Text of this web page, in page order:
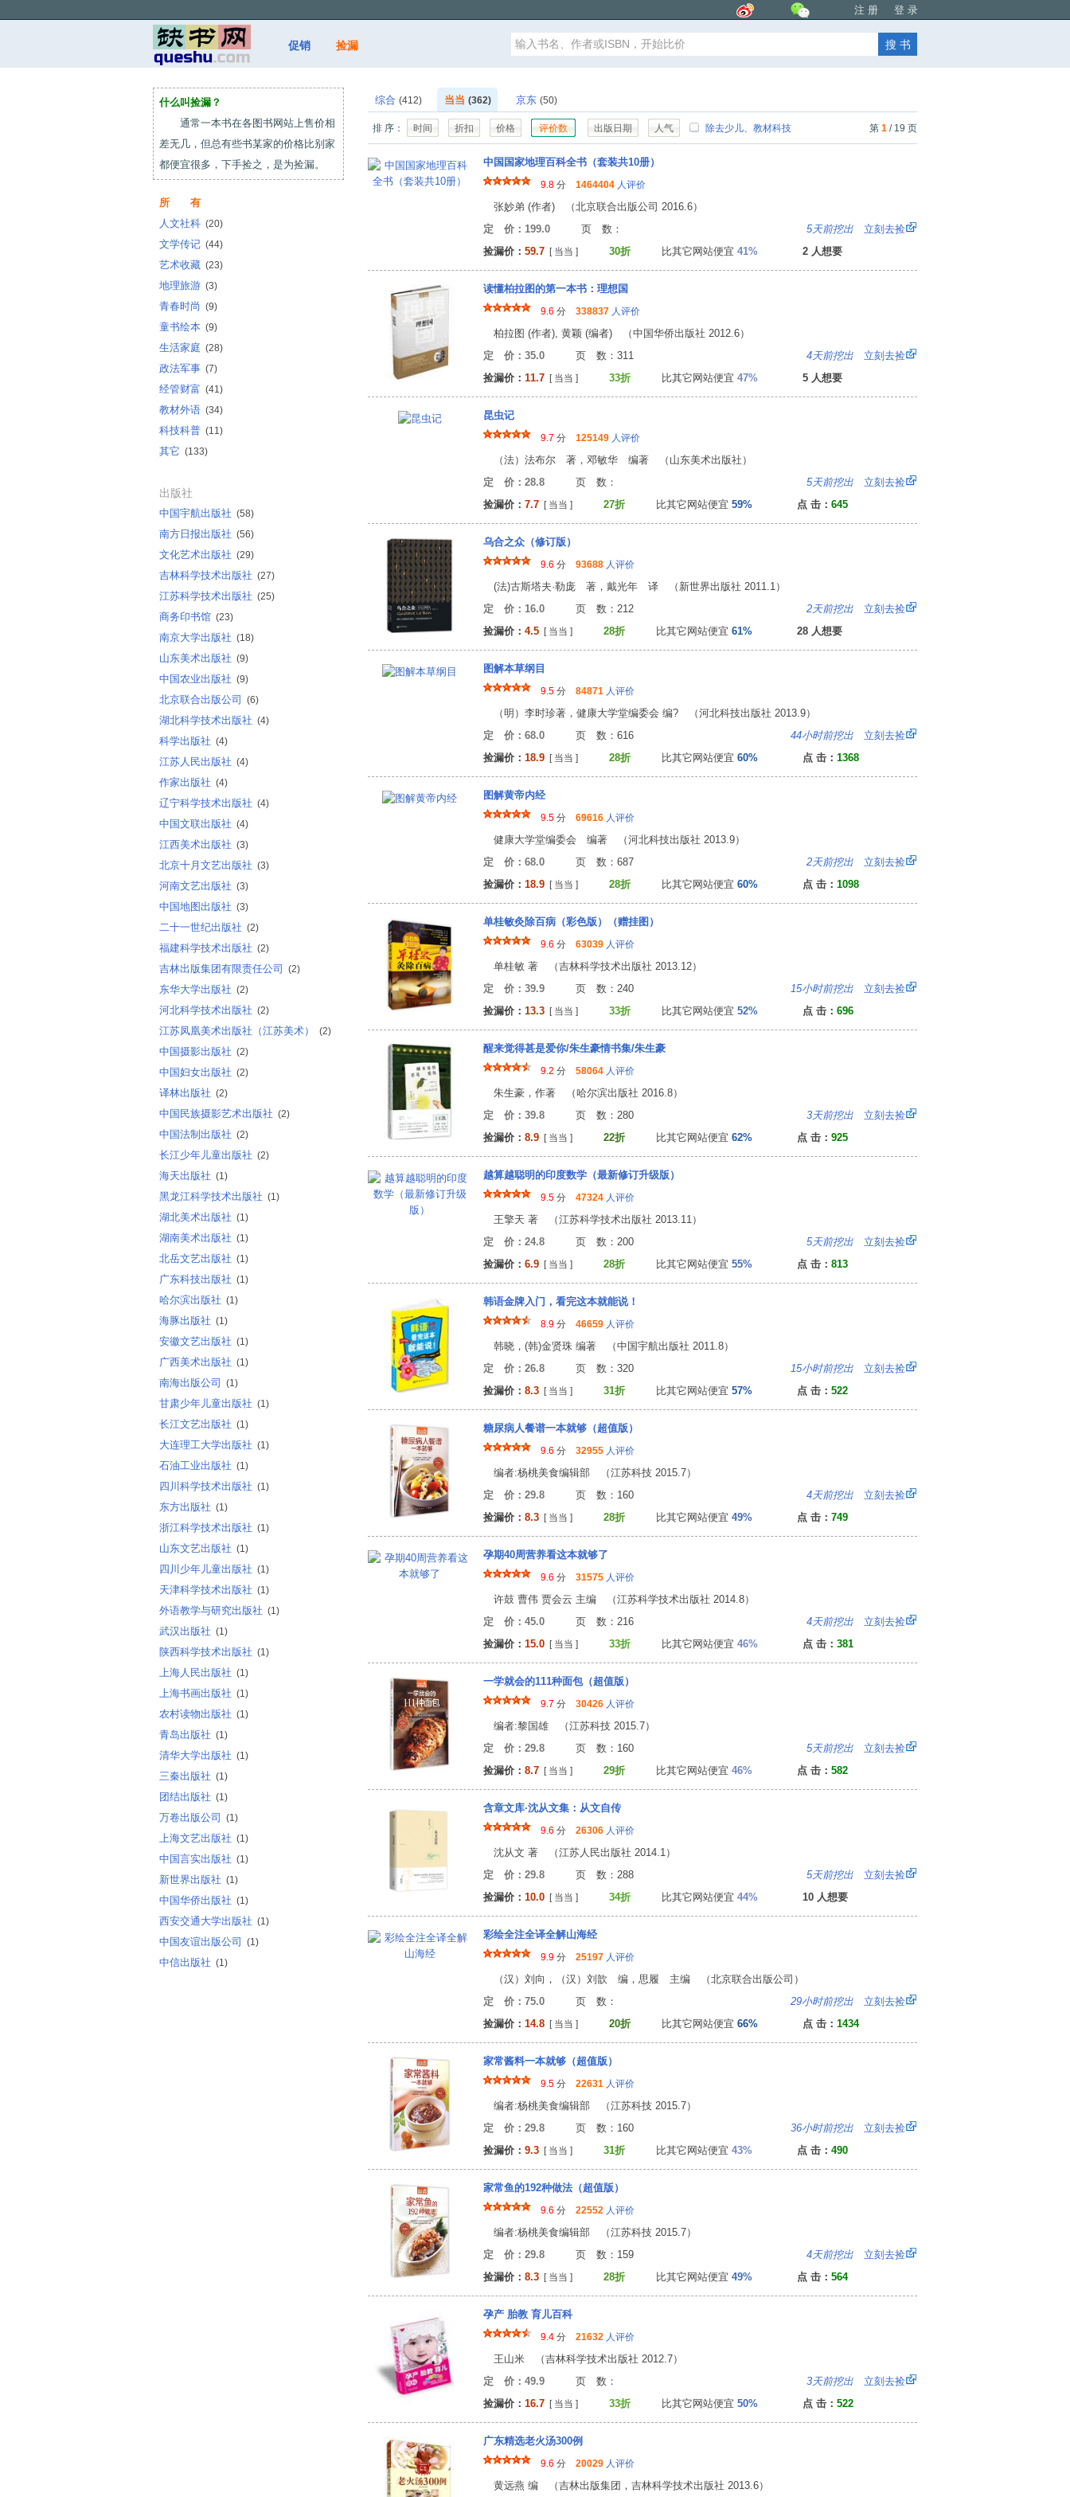
注 册 登 录
促销 捡漏
什么叫捡漏？
通常一本书在各图书网站上售价相
差无几，但总有些书某家的价格比别家
都便宜很多，下手捡之，是为捡漏。
所 有
人文社科 (20)
文学传记 (44)
艺术收藏 (23)
地理旅游 (3)
青春时尚 (9)
童书绘本 (9)
生活家庭 (28)
政法军事 (7)
经管财富 (41)
教材外语 (34)
科技科普 (11)
其它 (133)
出版社
中国宇航出版社 (58)
南方日报出版社 (56)
文化艺术出版社 (29)
吉林科学技术出版社 (27)
江苏科学技术出版社 (25)
商务印书馆 (23)
南京大学出版社 (18)
山东美术出版社 (9)
中国农业出版社 (9)
北京联合出版公司 (6)
湖北科学技术出版社 (4)
科学出版社 (4)
江苏人民出版社 (4)
作家出版社 (4)
辽宁科学技术出版社 (4)
中国文联出版社 (4)
江西美术出版社 (3)
北京十月文艺出版社 (3)
河南文艺出版社 (3)
中国地图出版社 (3)
二十一世纪出版社 (2)
福建科学技术出版社 (2)
吉林出版集团有限责任公司 (2)
东华大学出版社 (2)
河北科学技术出版社 (2)
江苏凤凰美术出版社（江苏美术） (2)
中国摄影出版社 (2)
中国妇女出版社 (2)
译林出版社 (2)
中国民族摄影艺术出版社 (2)
中国法制出版社 (2)
长江少年儿童出版社 (2)
海天出版社 (1)
黑龙江科学技术出版社 (1)
湖北美术出版社 (1)
湖南美术出版社 (1)
北岳文艺出版社 (1)
广东科技出版社 (1)
哈尔滨出版社 (1)
海豚出版社 (1)
安徽文艺出版社 (1)
广西美术出版社 (1)
南海出版公司 (1)
甘肃少年儿童出版社 (1)
长江文艺出版社 (1)
大连理工大学出版社 (1)
石油工业出版社 (1)
四川科学技术出版社 (1)
东方出版社 (1)
浙江科学技术出版社 (1)
山东文艺出版社 (1)
四川少年儿童出版社 (1)
天津科学技术出版社 (1)
外语教学与研究出版社 (1)
武汉出版社 (1)
陕西科学技术出版社 (1)
上海人民出版社 (1)
上海书画出版社 (1)
农村读物出版社 (1)
青岛出版社 (1)
清华大学出版社 (1)
三秦出版社 (1)
团结出版社 (1)
万卷出版公司 (1)
上海文艺出版社 (1)
中国言实出版社 (1)
新世界出版社 (1)
中国华侨出版社 (1)
西安交通大学出版社 (1)
中国友谊出版公司 (1)
中信出版社 (1)
综合 (412) 当当 (362) 京东 (50)
排 序： 时间 折扣 价格 评价数 出版日期 人气 除去少儿、教材科技 第 1 / 19 页
中国国家地理百科全书（套装共10册）
9.8 分 1464404 人评价
张妙弟 (作者) （北京联合出版公司 2016.6）
定 价：199.0 页 数： 5天前挖出 立刻去捡
捡漏价： 59.7 [ 当当 ] 30折 比其它网站便宜 41% 2 人想要
读懂柏拉图的第一本书：理想国
9.6 分 338837 人评价
柏拉图 (作者), 黄颖 (编者) （中国华侨出版社 2012.6）
定 价：35.0 页 数：311 4天前挖出 立刻去捡
捡漏价： 11.7 [ 当当 ] 33折 比其它网站便宜 47% 5 人想要
昆虫记
9.7 分 125149 人评价
（法）法布尔 著，邓敏华 编著 （山东美术出版社）
定 价：28.8 页 数： 5天前挖出 立刻去捡
捡漏价： 7.7 [ 当当 ] 27折 比其它网站便宜 59% 点 击： 645
乌合之众（修订版）
9.6 分 93688 人评价
(法)古斯塔夫·勒庞 著，戴光年 译 （新世界出版社 2011.1）
定 价：16.0 页 数：212 2天前挖出 立刻去捡
捡漏价： 4.5 [ 当当 ] 28折 比其它网站便宜 61% 28 人想要
图解本草纲目
9.5 分 84871 人评价
（明）李时珍著，健康大学堂编委会 编? （河北科技出版社 2013.9）
定 价：68.0 页 数：616 44小时前挖出 立刻去捡
捡漏价： 18.9 [ 当当 ] 28折 比其它网站便宜 60% 点 击： 1368
图解黄帝内经
9.5 分 69616 人评价
健康大学堂编委会 编著 （河北科技出版社 2013.9）
定 价：68.0 页 数：687 2天前挖出 立刻去捡
捡漏价： 18.9 [ 当当 ] 28折 比其它网站便宜 60% 点 击： 1098
单桂敏灸除百病（彩色版）（赠挂图）
9.6 分 63039 人评价
单桂敏 著 （吉林科学技术出版社 2013.12）
定 价：39.9 页 数：240 15小时前挖出 立刻去捡
捡漏价： 13.3 [ 当当 ] 33折 比其它网站便宜 52% 点 击： 696
醒来觉得甚是爱你/朱生豪情书集/朱生豪
9.2 分 58064 人评价
朱生豪，作著 （哈尔滨出版社 2016.8）
定 价：39.8 页 数：280 3天前挖出 立刻去捡
捡漏价： 8.9 [ 当当 ] 22折 比其它网站便宜 62% 点 击： 925
越算越聪明的印度数学（最新修订升级版）
9.5 分 47324 人评价
王擎天 著 （江苏科学技术出版社 2013.11）
定 价：24.8 页 数：200 5天前挖出 立刻去捡
捡漏价： 6.9 [ 当当 ] 28折 比其它网站便宜 55% 点 击： 813
韩语金牌入门，看完这本就能说！
8.9 分 46659 人评价
韩晓，(韩)金贤珠 编著 （中国宇航出版社 2011.8）
定 价：26.8 页 数：320 15小时前挖出 立刻去捡
捡漏价： 8.3 [ 当当 ] 31折 比其它网站便宜 57% 点 击： 522
糖尿病人餐谱一本就够（超值版）
9.6 分 32955 人评价
编者:杨桃美食编辑部 （江苏科技 2015.7）
定 价：29.8 页 数：160 4天前挖出 立刻去捡
捡漏价： 8.3 [ 当当 ] 28折 比其它网站便宜 49% 点 击： 749
孕期40周营养看这本就够了
9.6 分 31575 人评价
许鼓 曹伟 贾会云 主编 （江苏科学技术出版社 2014.8）
定 价：45.0 页 数：216 4天前挖出 立刻去捡
捡漏价： 15.0 [ 当当 ] 33折 比其它网站便宜 46% 点 击： 381
一学就会的111种面包（超值版）
9.7 分 30426 人评价
编者:黎国雄 （江苏科技 2015.7）
定 价：29.8 页 数：160 5天前挖出 立刻去捡
捡漏价： 8.7 [ 当当 ] 29折 比其它网站便宜 46% 点 击： 582
含章文库·沈从文集：从文自传
9.6 分 26306 人评价
沈从文 著 （江苏人民出版社 2014.1）
定 价：29.8 页 数：288 5天前挖出 立刻去捡
捡漏价： 10.0 [ 当当 ] 34折 比其它网站便宜 44% 10 人想要
彩绘全注全译全解山海经
9.9 分 25197 人评价
（汉）刘向，（汉）刘歆 编，思履 主编 （北京联合出版公司）
定 价：75.0 页 数： 29小时前挖出 立刻去捡
捡漏价： 14.8 [ 当当 ] 20折 比其它网站便宜 66% 点 击： 1434
家常酱料一本就够（超值版）
9.5 分 22631 人评价
编者:杨桃美食编辑部 （江苏科技 2015.7）
定 价：29.8 页 数：160 36小时前挖出 立刻去捡
捡漏价： 9.3 [ 当当 ] 31折 比其它网站便宜 43% 点 击： 490
家常鱼的192种做法（超值版）
9.6 分 22552 人评价
编者:杨桃美食编辑部 （江苏科技 2015.7）
定 价：29.8 页 数：159 4天前挖出 立刻去捡
捡漏价： 8.3 [ 当当 ] 28折 比其它网站便宜 49% 点 击： 564
孕产 胎教 育儿百科
9.4 分 21632 人评价
王山米 （吉林科学技术出版社 2012.7）
定 价：49.9 页 数： 3天前挖出 立刻去捡
捡漏价： 16.7 [ 当当 ] 33折 比其它网站便宜 50% 点 击： 522
广东精选老火汤300例
9.6 分 20029 人评价
黄远燕 编 （吉林出版集团，吉林科学技术出版社 2013.6）